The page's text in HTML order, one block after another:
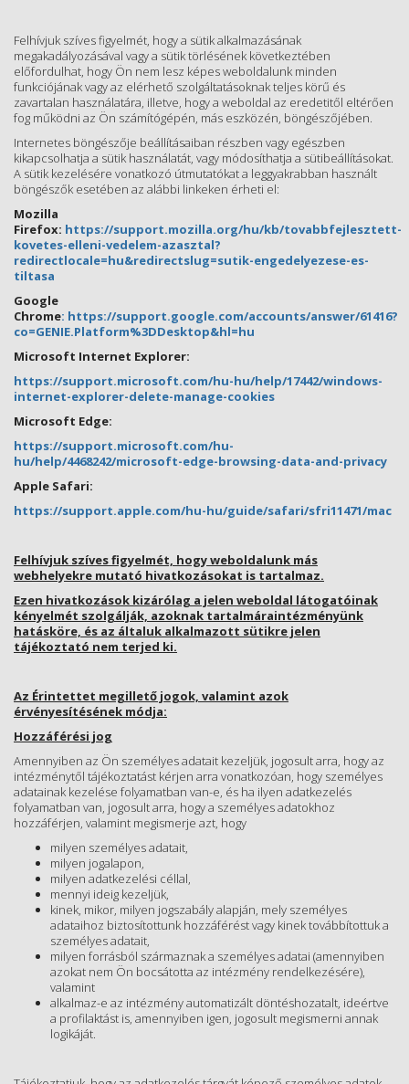
Felhívjuk szíves figyelmét, hogy a sütik alkalmazásának
megakadályozásával vagy a sütik törlésének következtében
előfordulhat, hogy Ön nem lesz képes weboldalunk minden
funkciójának vagy az elérhető szolgáltatásoknak teljes körű és
zavartalan használatára, illetve, hogy a weboldal az eredetitől eltérően
fog működni az Ön számítógépén, más eszközén, böngészőjében.
Internetes böngészője beállításaiban részben vagy egészben
kikapcsolhatja a sütik használatát, vagy módosíthatja a sütibeállításokat.
A sütik kezelésére vonatkozó útmutatókat a leggyakrabban használt
böngészők esetében az alábbi linkeken érheti el:
Mozilla
Firefox: https://support.mozilla.org/hu/kb/tovabbfejlesztett-
kovetes-elleni-vedelem-azasztal?
redirectlocale=hu&redirectslug=sutik-engedelyezese-es-
tiltasa
Google
Chrome: https://support.google.com/accounts/answer/61416?
co=GENIE.Platform%3DDesktop&hl=hu
Microsoft Internet Explorer:
https://support.microsoft.com/hu-hu/help/17442/windows-
internet-explorer-delete-manage-cookies
Microsoft Edge:
https://support.microsoft.com/hu-
hu/help/4468242/microsoft-edge-browsing-data-and-privacy
Apple Safari:
https://support.apple.com/hu-hu/guide/safari/sfri11471/mac
Felhívjuk szíves figyelmét, hogy weboldalunk más
webhelyekre mutató hivatkozásokat is tartalmaz.
Ezen hivatkozások kizárólag a jelen weboldal látogatóinak
kényelmét szolgálják, azoknak tartalmáraintézményünk
hatásköre, és az általuk alkalmazott sütikre jelen
tájékoztató nem terjed ki.
Az Érintettet megillető jogok, valamint azok
érvényesítésének módja:
Hozzáférési jog
Amennyiben az Ön személyes adatait kezeljük, jogosult arra, hogy az
intézménytől tájékoztatást kérjen arra vonatkozóan, hogy személyes
adatainak kezelése folyamatban van-e, és ha ilyen adatkezelés
folyamatban van, jogosult arra, hogy a személyes adatokhoz
hozzáférjen, valamint megismerje azt, hogy
milyen személyes adatait,
milyen jogalapon,
milyen adatkezelési céllal,
mennyi ideig kezeljük,
kinek, mikor, milyen jogszabály alapján, mely személyes
adataihoz biztosítottunk hozzáférést vagy kinek továbbítottuk a
személyes adatait,
milyen forrásból származnak a személyes adatai (amennyiben
azokat nem Ön bocsátotta az intézmény rendelkezésére),
valamint
alkalmaz-e az intézmény automatizált döntéshozatalt, ideértve
a profilaktást is, amennyiben igen, jogosult megismerni annak
logikáját.